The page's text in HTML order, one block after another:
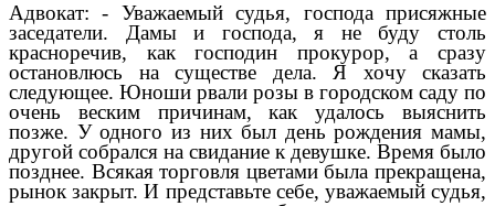
Адвокат: - Уважаемый судья, господа присяжные
заседатели. Дамы и господа, я не буду столь
красноречив, как господин прокурор, а сразу
остановлюсь на существе дела. Я хочу сказать
следующее. Юноши рвали розы в городском саду по
очень веским причинам, как удалось выяснить
позже. У одного из них был день рождения мамы,
другой собрался на свидание к девушке. Время было
позднее. Всякая торговля цветами была прекращена,
рынок закрыт. И представьте себе, уважаемый судья,